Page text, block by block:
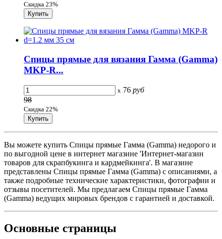
Скидка 23%
Спицы прямые для вязания Гамма (Gamma)
MKP-R...
x 76 руб
98
Скидка 22%
Вы можете купить Спицы прямые Гамма (Gamma) недорого и
по выгодной цене в интернет магазине 'Интернет-магазин
товаров для скрапбукинга и кардмейкинга'. В магазине
представлены Спицы прямые Гамма (Gamma) с описаниями, а
также подробные технические характеристики, фотографии и
отзывы посетителей. Мы предлагаем Спицы прямые Гамма
(Gamma) ведущих мировых брендов с гарантией и доставкой.
Основные страницы